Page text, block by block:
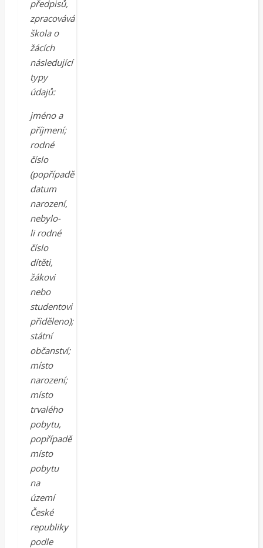
předpisů,
zpracovává
škola o
žácích
následující
typy
údajů:
jméno a
příjmení;
rodné
číslo
(popřípadě
datum
narození,
nebylo-
li rodné
číslo
dítěti,
žákovi
nebo
studentovi
přiděleno);
státní
občanství;
místo
narození;
místo
trvalého
pobytu,
popřípadě
místo
pobytu
na
území
České
republiky
podle